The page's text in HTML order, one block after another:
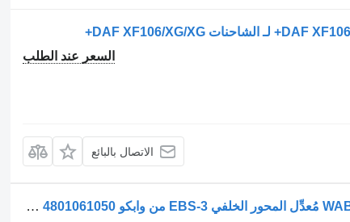
السعر عند الطلب
الاتصال بالبائع
معدل نظام الفرامل الإلكترونية WABCO 1867002 مُعدِّل المحور الخلفي EBS-3 من وابكو 4801061050 قطع إضافية I لـ الشاحنات DAF LF / CF / XF / XG